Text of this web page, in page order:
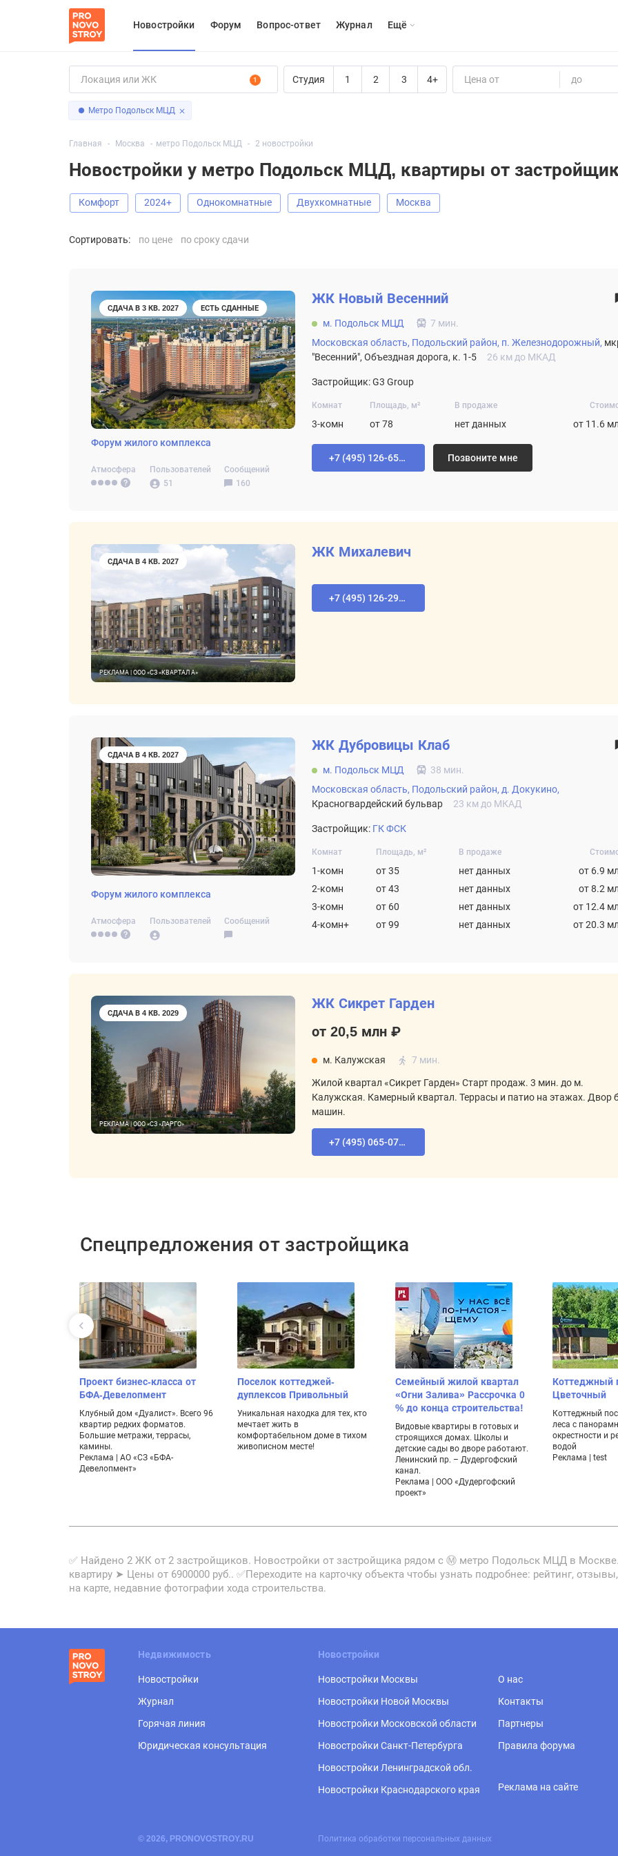
Новостройки Форум Вопрос-ответ Журнал Eщё
1 Студия 1 2 3 4+ Цена от до
Метро Подольск МЦД
Главная Москва метро Подольск МЦД 2 новостройки
Новостройки у метро Подольск МЦД, квартиры от
Комфорт 2024+ Однокомнатные Двухкомнатные Москва
Сортировать: по цене по сроку сдачи
СДАЧА В 3 КВ. 2027 ЕСТЬ СДАННЫЕ
Форум жилого комплекса
Атмосфера
Пользователей
51
Сообщений
160
ЖК Новый Весенний
м. Подольск МЦД
7 мин.
Московская область, Подольский район, п. Железнодорожный,
"Весенний", Объездная дорога, к. 1-5
26 км до МКАД
Застройщик: G3 Group
Комнат Площадь, м² В продаже
3-комн от 78 нет данных от 11.6
+7 (495) 126-65-04 Позвоните мне
СДАЧА В 4 КВ. 2027
РЕКЛАМА | ООО «СЗ «КВАРТАЛ А»
ЖК Михалевич
+7 (495) 126-29-78
СДАЧА В 4 КВ. 2027
Форум жилого комплекса
Атмосфера Пользователей Сообщений
ЖК Дубровицы Клаб
м. Подольск МЦД
38 мин.
Московская область, Подольский район, д. Докукино,
Красногвардейский бульвар
23 км до МКАД
Застройщик: ГК ФСК
Комнат Площадь, м² В продаже
1-комн от 35 нет данных
от 6.9
2-комн
от 43 нет данных
от 8.2
3-комн
от 60 нет данных
от 12.4
4-комн+
от 99 нет данных от 20.3
СДАЧА В 4 КВ. 2029
РЕКЛАМА | ООО «СЗ «ЛАРГО»
ЖК Сикрет Гарден
от 20,5 млн ₽
м. Калужская 7 мин.
Жилой квартал «Сикрет Гарден» Старт продаж. 3 мин. до м.
Калужская. Камерный квартал. Террасы и патио на этажах. Двор
машин.
+7 (495) 065-07-55
Спецпредложения от застройщика
Проект бизнес-класса от
БФА-Девелопмент
Клубный дом «Дуалист». Всего 96
квартир редких форматов.
Большие метражи, террасы,
камины.
Реклама | АО «СЗ «БФА-
Девелопмент»
Поселок коттеджей-
дуплексов Привольный
Уникальная находка для тех, кто
мечтает жить в
комфортабельном доме в тихом
живописном месте!
Семейный жилой квартал
«Огни Залива» Рассрочка 0
% до конца строительства!
Видовые квартиры в готовых и
строящихся домах. Школы и
детские сады во дворе работают.
Ленинский пр. – Дудергофский
канал.
Реклама | ООО «Дудергофский
проект»
Коттеджный
Цветочный
Коттеджный
леса с
окрестности и
водой
Реклама | test
✅ Найдено 2 ЖК от 2 застройщиков. Новостройки от застройщика рядом с Ⓜ метро Подольск МЦД в
квартиру ➤ Цены от 6900000 руб.. ✅Переходите на карточку объекта чтобы узнать подробнее: рейтинг,
на карте, недавние фотографии хода строительства.
Недвижимость
Новостройки
Журнал
Горячая линия
Юридическая консультация
Новостройки
Новостройки Москвы
Новостройки Новой Москвы
Новостройки Московской области
Новостройки Санкт-Петербурга
Новостройки Ленинградской обл.
Новостройки Краснодарского края
О нас
Контакты
Партнеры
Правила форума
Реклама на сайте
© 2026, PRONOVOSTROY.RU Политика обработки персональных данных